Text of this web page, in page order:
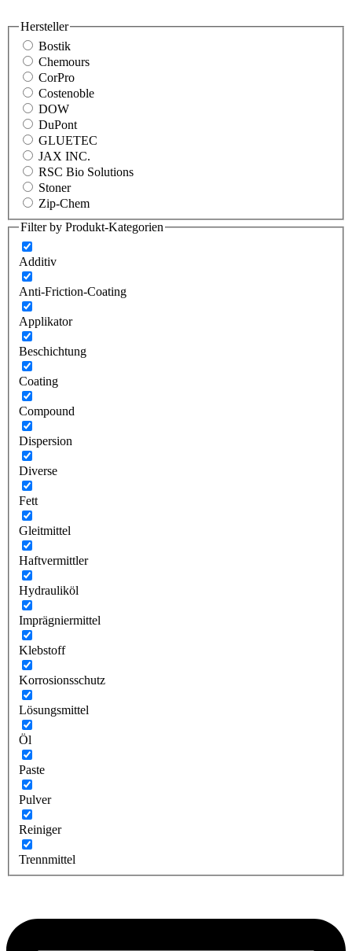
Hersteller
Bostik
Chemours
CorPro
Costenoble
DOW
DuPont
GLUETEC
JAX INC.
RSC Bio Solutions
Stoner
Zip-Chem
Filter by Produkt-Kategorien
Additiv
Anti-Friction-Coating
Applikator
Beschichtung
Coating
Compound
Dispersion
Diverse
Fett
Gleitmittel
Haftvermittler
Hydrauliköl
Imprägniermittel
Klebstoff
Korrosionsschutz
Lösungsmittel
Öl
Paste
Pulver
Reiniger
Trennmittel